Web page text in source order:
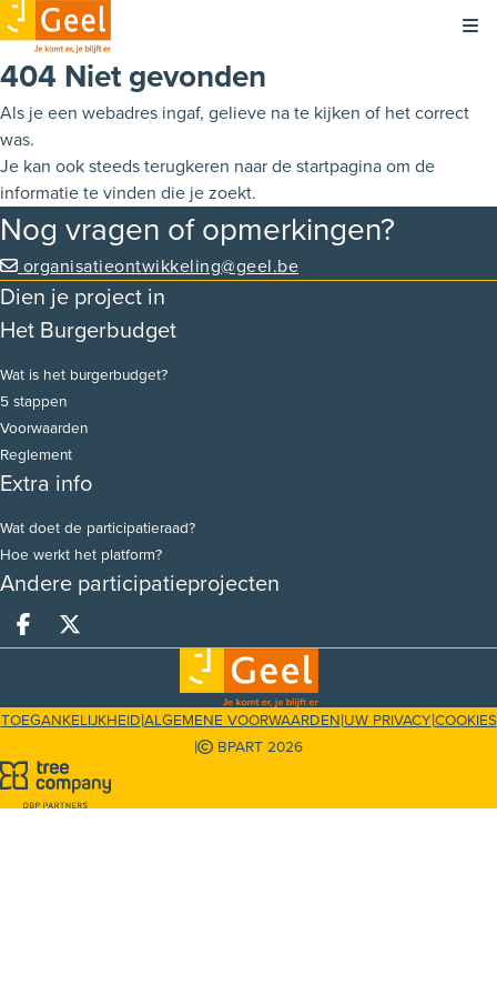
404 Niet gevonden
Als je een webadres ingaf, gelieve na te kijken of het correct
was.
Je kan ook steeds terugkeren naar de startpagina om de
informatie te vinden die je zoekt.
Nog vragen of opmerkingen?
organisatieontwikkeling@geel.be
Dien je project in
Het Burgerbudget
Wat is het burgerbudget?
5 stappen
Voorwaarden
Reglement
Extra info
Wat doet de participatieraad?
Hoe werkt het platform?
Andere participatieprojecten
Deel op facebook
Deel op X
TOEGANKELIJKHEID|ALGEMENE VOORWAARDEN|UW PRIVACY|COOKIES
| BPART 2026